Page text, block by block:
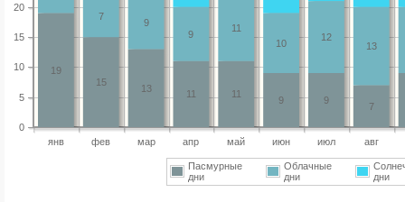
янв фев мар апр май июн июл авг
0
5
10
15
20
7
9
9
11
11
13
15
19
13
12
10
11
9
9
7
Пасмурные
дни
Облачные
дни
дни